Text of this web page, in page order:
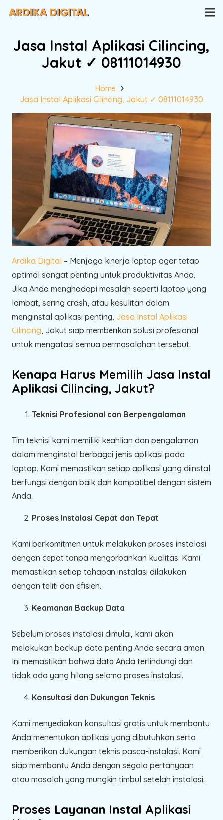
Jasa Instal Aplikasi Cilincing,
Jakut ✓ 08111014930
Home
Jasa Instal Aplikasi Cilincing, Jakut ✓ 08111014930
Ardika Digital – Menjaga kinerja laptop agar tetap
optimal sangat penting untuk produktivitas Anda.
Jika Anda menghadapi masalah seperti laptop yang
lambat, sering crash, atau kesulitan dalam
menginstal aplikasi penting, Jasa Instal Aplikasi
Cilincing, Jakut siap memberikan solusi profesional
untuk mengatasi semua permasalahan tersebut.
Kenapa Harus Memilih Jasa Instal
Aplikasi Cilincing, Jakut?
Teknisi Profesional dan Berpengalaman
Tim teknisi kami memiliki keahlian dan pengalaman
dalam menginstal berbagai jenis aplikasi pada
laptop. Kami memastikan setiap aplikasi yang diinstal
berfungsi dengan baik dan kompatibel dengan sistem
Anda.
Proses Instalasi Cepat dan Tepat
Kami berkomitmen untuk melakukan proses instalasi
dengan cepat tanpa mengorbankan kualitas. Kami
memastikan setiap tahapan instalasi dilakukan
dengan teliti dan efisien.
Keamanan Backup Data
Sebelum proses instalasi dimulai, kami akan
melakukan backup data penting Anda secara aman.
Ini memastikan bahwa data Anda terlindungi dan
tidak ada yang hilang selama proses instalasi.
Konsultasi dan Dukungan Teknis
Kami menyediakan konsultasi gratis untuk membantu
Anda menentukan aplikasi yang dibutuhkan serta
memberikan dukungan teknis pasca-instalasi. Kami
siap membantu Anda dengan segala pertanyaan
atau masalah yang mungkin timbul setelah instalasi.
Proses Layanan Instal Aplikasi